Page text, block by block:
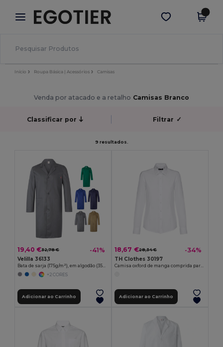
× App Egotier
Melhores preços na app!
Obter app
Início Roupa Básica | Acessórios Camisas
Venda por atacado e a retalho Camisas Branco
Classificar por Filtrar ✓
9 resultados.
19,40 €32,78 € -41%
Velilla 36133
Bata de sarja (175g/m²), em algodão (35%) e poliéster (65%)
+2 CORES
Adicionar ao Carrinho
18,67 €28,34 € -34%
TH Clothes 30197
Camisa oxford de manga comprida para senhora. Cor branca
Adicionar ao Carrinho